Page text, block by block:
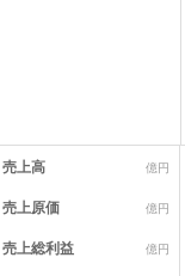
業績データ一覧
売上高 億円
売上原価 億円
売上総利益 億円